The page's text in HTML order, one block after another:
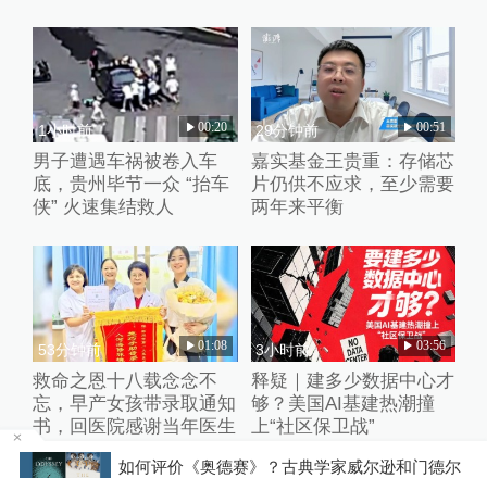
倒
1小时前 00:20
男子遭遇车祸被卷入车
底，贵州毕节一众 “抬车
侠” 火速集结救人
29分钟前 00:51
嘉实基金王贵重：存储芯
片仍供不应求，至少需要
两年来平衡
53分钟前 01:08
救命之恩十八载念念不
忘，早产女孩带录取通知
书，回医院感谢当年医生
3小时前 03:56
释疑｜建多少数据中心才
够？美国AI基建热潮撞
上“社区保卫战”
如何评价《奥德赛》？古典学家威尔逊和门德尔